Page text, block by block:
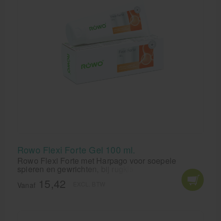
Rowo Flexi Forte Gel 100 ml.
Rowo Flexi Forte met Harpago voor soepele
spieren en gewrichten, bij rugklachten en stijve
gewrichten.
Vanaf 15,42